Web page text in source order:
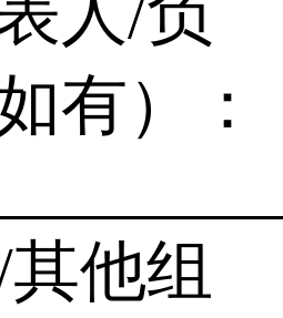
人/负
有）：
其他组